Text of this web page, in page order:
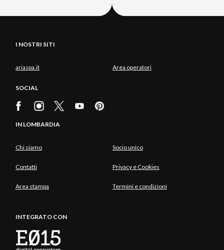
I NOSTRI SITI
ariaspa.it Area operatori
SOCIAL
IN LOMBARDIA
Chi siamo Socio unico
Contatti Privacy e Cookies
Area stampa Termini e condizioni
INTEGRATO CON